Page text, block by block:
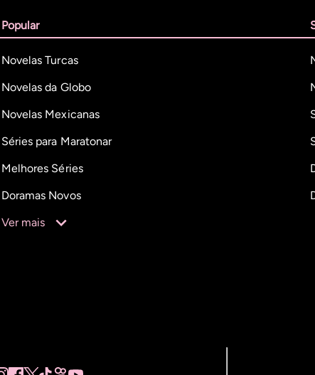
Popular
Novelas Turcas
Novelas da Globo
Novelas Mexicanas
Séries para Maratonar
Melhores Séries
Doramas Novos
Ver mais